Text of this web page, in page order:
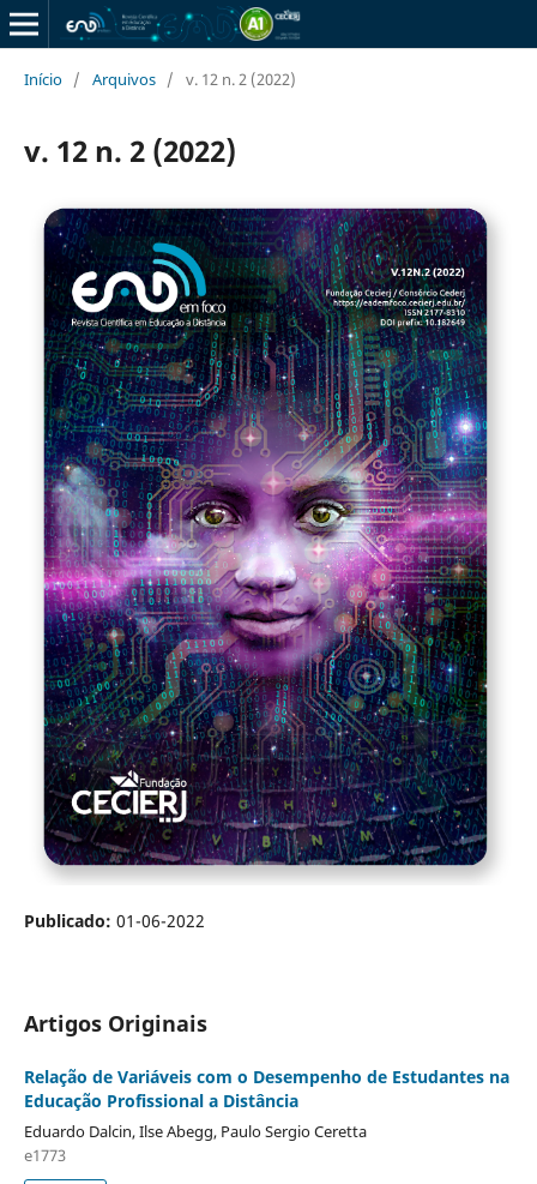
Início / Arquivos / v. 12 n. 2 (2022)
v. 12 n. 2 (2022)
Publicado: 01-06-2022
Artigos Originais
Relação de Variáveis com o Desempenho de Estudantes na
Educação Profissional a Distância
Eduardo Dalcin, Ilse Abegg, Paulo Sergio Ceretta
e1773